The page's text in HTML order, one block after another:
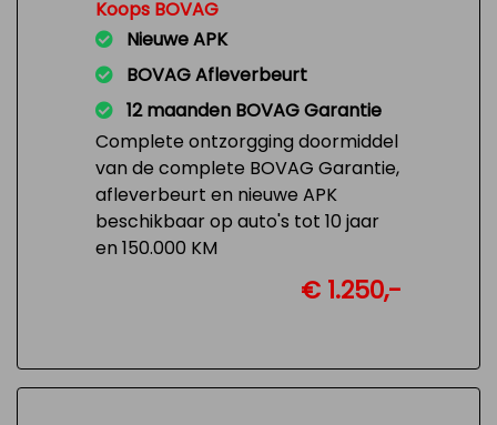
Koops BOVAG
Nieuwe APK
BOVAG Afleverbeurt
12 maanden BOVAG Garantie
Complete ontzorgging doormiddel
van de complete BOVAG Garantie,
afleverbeurt en nieuwe APK
beschikbaar op auto's tot 10 jaar
en 150.000 KM
€ 1.250,-